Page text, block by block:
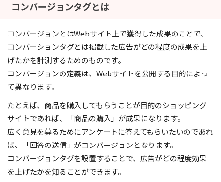
コンバージョンタグとは
コンバージョンとはWebサイト上で獲得した成果のことで、
コンバーションタグとは掲載した広告がどの程度の成果を上
げたかを計測するためのものです。
コンバージョンの定義は、Webサイトを公開する目的によっ
て異なります。
たとえば、商品を購入してもらうことが目的のショッピング
サイトであれば、「商品の購入」が成果になります。
広く意見を募るためにアンケートに答えてもらいたいのであれ
ば、「回答の送信」がコンバージョンとなります。
コンバージョンタグを設置することで、広告がどの程度効果
を上げたかを知ることができます。